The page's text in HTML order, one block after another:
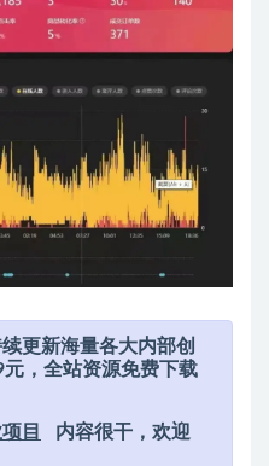
更新海量各大内部创
，全站资源免费下载
目
内容很干，欢迎